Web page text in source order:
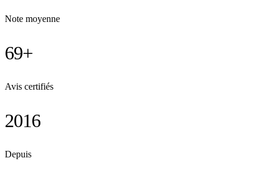
Note moyenne
69+
Avis certifiés
2016
Depuis